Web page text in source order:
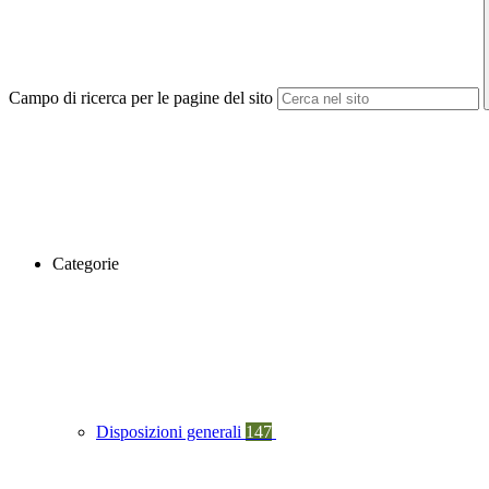
Campo di ricerca per le pagine del sito
Categorie
Disposizioni generali 147